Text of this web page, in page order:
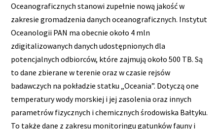
Oceanograficznych stanowi zupełnie nową jakość w
zakresie gromadzenia danych oceanograficznych. Instytut
Oceanologii PAN ma obecnie około 4 mln
zdigitalizowanych danych udostępnionych dla
potencjalnych odbiorców, które zajmują około 500 TB. Są
to dane zbierane w terenie oraz w czasie rejsów
badawczych na pokładzie statku „Oceania”. Dotyczą one
temperatury wody morskiej i jej zasolenia oraz innych
parametrów fizycznych i chemicznych środowiska Bałtyku.
To także dane z zakresu monitoringu gatunków fauny i